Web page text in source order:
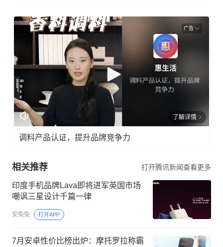
广告
了解详情
调料产品认证，提升品牌竞争力
相关推荐 打开腾讯新闻查看更多
印度手机品牌Lava即将进军英国市场
嘲讽三星设计千篇一律
安兔兔 打开APP
7月安卓性价比榜出炉：摩托罗拉称霸